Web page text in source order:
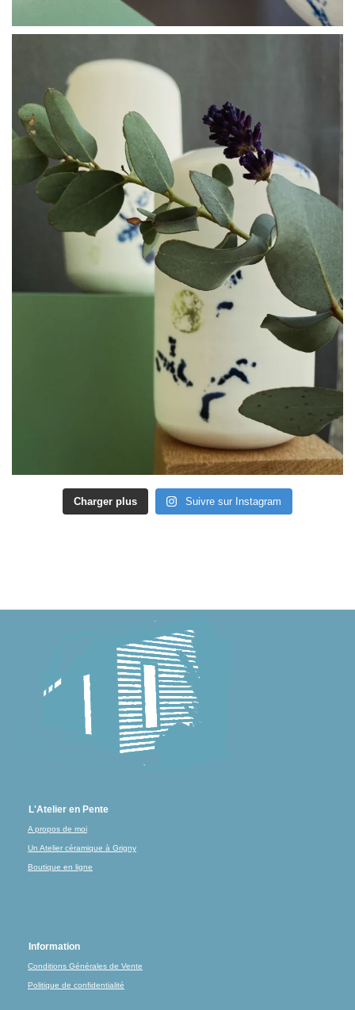
Charger plus Suivre sur Instagram
L'Atelier en Pente
A propos de moi
Un Atelier céramique à Grigny
Boutique en ligne
Information
Conditions Générales de Vente
Politique de confidentialité